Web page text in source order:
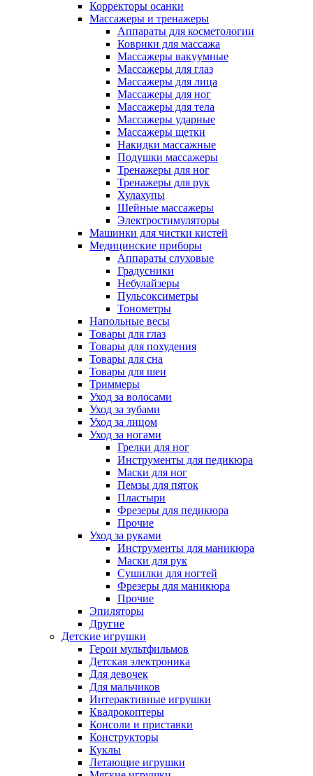
Корректоры осанки
Массажеры и тренажеры
Аппараты для косметологии
Коврики для массажа
Массажеры вакуумные
Массажеры для глаз
Массажеры для лица
Массажеры для ног
Массажеры для тела
Массажеры ударные
Массажеры щетки
Накидки массажные
Подушки массажеры
Тренажеры для ног
Тренажеры для рук
Хулахупы
Шейные массажеры
Электростимуляторы
Машинки для чистки кистей
Медицинские приборы
Аппараты слуховые
Градусники
Небулайзеры
Пульсоксиметры
Тонометры
Напольные весы
Товары для глаз
Товары для похудения
Товары для сна
Товары для шеи
Триммеры
Уход за волосами
Уход за зубами
Уход за лицом
Уход за ногами
Грелки для ног
Инструменты для педикюра
Маски для ног
Пемзы для пяток
Пластыри
Фрезеры для педикюра
Прочие
Уход за руками
Инструменты для маникюра
Маски для рук
Сушилки для ногтей
Фрезеры для маникюра
Прочие
Эпиляторы
Другие
Детские игрушки
Герои мультфильмов
Детская электроника
Для девочек
Для мальчиков
Интерактивные игрушки
Квадрокоптеры
Консоли и приставки
Конструкторы
Куклы
Летающие игрушки